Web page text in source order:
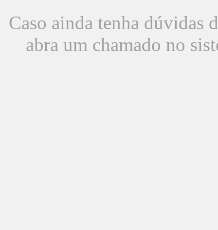
Caso ainda tenha dúvidas
abra um chamado no